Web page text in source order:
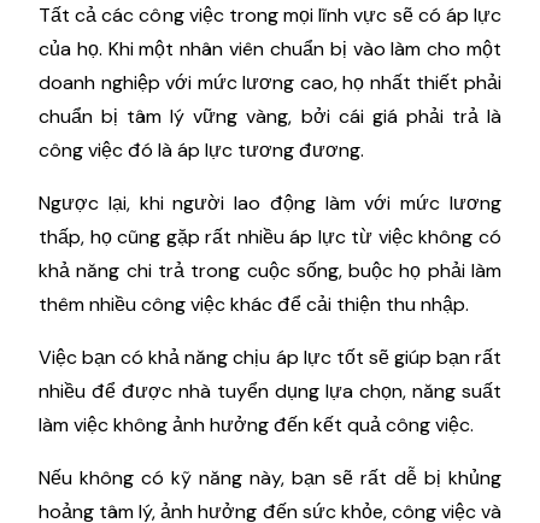
Tất cả các công việc trong mọi lĩnh vực sẽ có áp lực
của họ. Khi một nhân viên chuẩn bị vào làm cho một
doanh nghiệp với mức lương cao, họ nhất thiết phải
chuẩn bị tâm lý vững vàng, bởi cái giá phải trả là
công việc đó là áp lực tương đương.
Ngược lại, khi người lao động làm với mức lương
thấp, họ cũng gặp rất nhiều áp lực từ việc không có
khả năng chi trả trong cuộc sống, buộc họ phải làm
thêm nhiều công việc khác để cải thiện thu nhập.
Việc bạn có khả năng chịu áp lực tốt sẽ giúp bạn rất
nhiều để được nhà tuyển dụng lựa chọn, năng suất
làm việc không ảnh hưởng đến kết quả công việc.
Nếu không có kỹ năng này, bạn sẽ rất dễ bị khủng
hoảng tâm lý, ảnh hưởng đến sức khỏe, công việc và